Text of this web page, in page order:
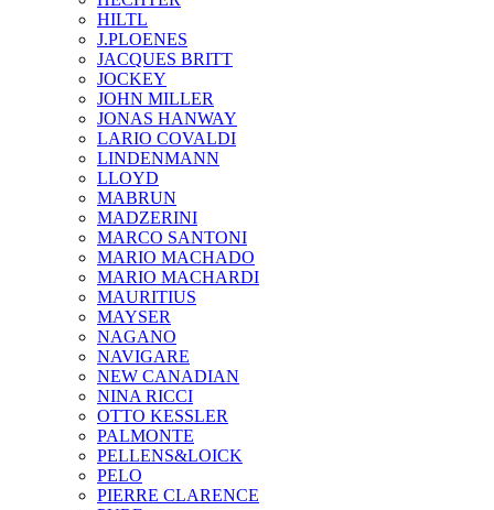
HILTL
J.PLOENES
JAСQUES BRITT
JOCKEY
JOHN MILLER
JONAS HANWAY
LARIO COVALDI
LINDENMANN
LLOYD
MABRUN
MADZERINI
MARCO SANTONI
MARIO MACHADO
MARIO MACHARDI
MAURITIUS
MAYSER
NAGANO
NAVIGARE
NEW CANADIAN
NINA RICCI
OTTO KESSLER
PALMONTE
PELLENS&LOICK
PELO
PIERRE CLARENCE